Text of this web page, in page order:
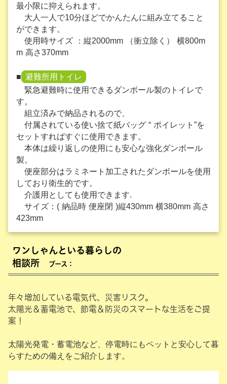
最小限に抑えられます。
大人一人で10分ほどでかんたんに組み立てること
ができます。
使用時サイズ ：縦2000mm （衝立除く） 横800m
m 高さ370mm
■ 避難所用トイレ
緊急避難時に使用できるダンボール製のトイレで
す。
組立済みで納品されるので、
付属されている使い捨て紙バッグ “ ポイレット”を
セットすればすぐに使用できます。
本体は繰り返しの使用にも安心な強化ダンボール
製。
便座部分はラミネート加工されたダンボールを使用
しており衛生的です。
介護用としても使用できます.
サイズ：( 納品時 便座閉 )縦430mm 横380mm 高さ
423mm
ワンしゃんといる暮らしの
相談所
ブース：
年々増加している電気代、災害リスク。
太陽光＆蓄電池で、節電＆防災のスマートな生活をご提
案！
太陽光発電・蓄電池など、停電時にもペットと安心して暮
らすための備えをご紹介します。